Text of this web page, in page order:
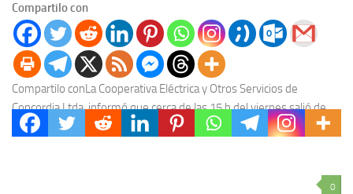
Compartilo con
Compartilo conLa Cooperativa Eléctrica y Otros Servicios de
Concordia Ltda. informó que cerca de las 15 h del viernes salió de
servicio el rebaje de...
0